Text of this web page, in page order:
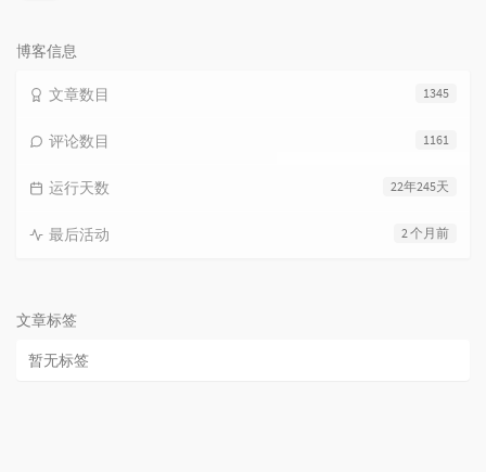
博客信息
1345
文章数目
1161
评论数目
22年245天
运行天数
2 个月前
最后活动
文章标签
暂无标签